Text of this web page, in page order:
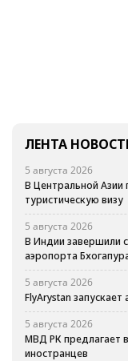
ЛЕНТА
5 августа 2026
В Центральной
туристическую визу
5 августа 2026
В Индии завершили
аэропорта
5 августа 2026
FlyArystan
5 августа 2026
МВД РК предлагает
иностранцев